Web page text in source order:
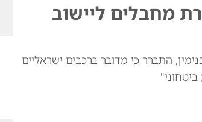
מחבלים ליישוב
התברר כי מדובר ברכבים ישראליים